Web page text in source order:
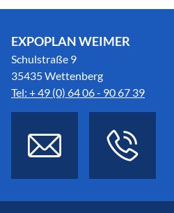
EXPOPLAN WEIMER
Schulstraße 9
35435 Wettenberg
Tel: + 49 (0) 64 06 - 90 67 39